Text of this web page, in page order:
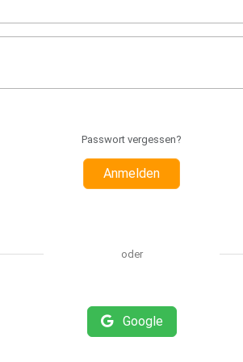
Passwort vergessen?
Anmelden
oder
Google